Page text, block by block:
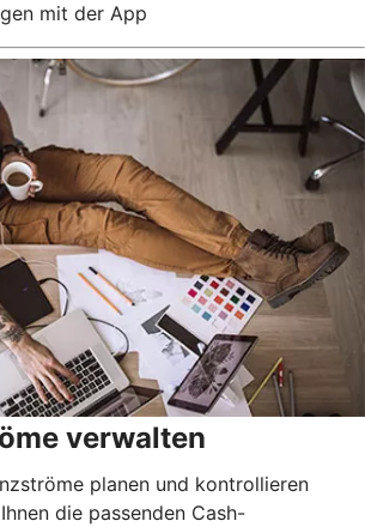
mit der App
verwalten
planen und kontrollieren
die passenden Cash-